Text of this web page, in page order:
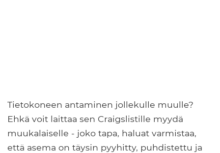
Tietokoneen antaminen jollekulle muulle?
Ehkä voit laittaa sen Craigslistille myydä
muukalaiselle - joko tapa, haluat varmistaa,
että asema on täysin pyyhitty, puhdistettu ja